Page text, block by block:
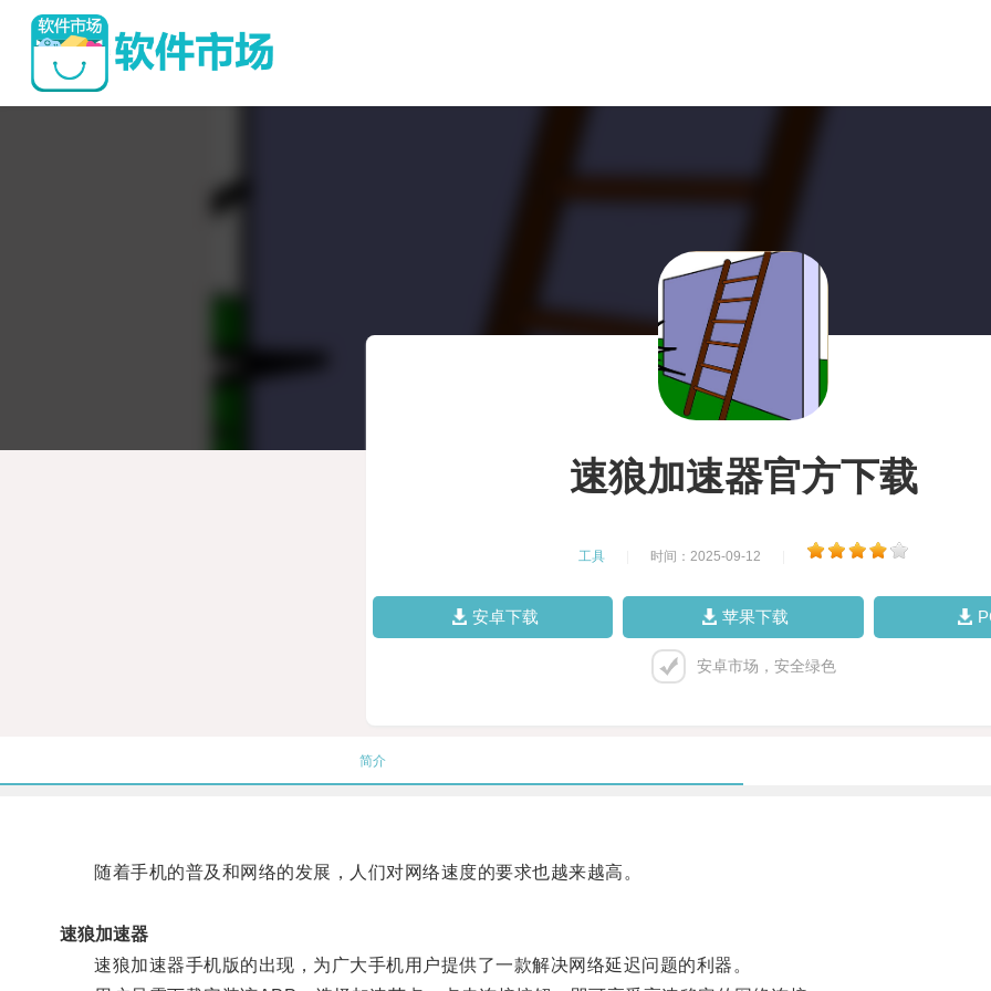
速狼加速器官方下载
工具 时间：2025-09-12
安卓下载 苹果下载
安卓市场，安全绿色
简介
随着手机的普及和网络的发展，人们对网络速度的要求也越来越高。
速狼加速器
速狼加速器手机版的出现，为广大手机用户提供了一款解决网络延迟问题的利器。